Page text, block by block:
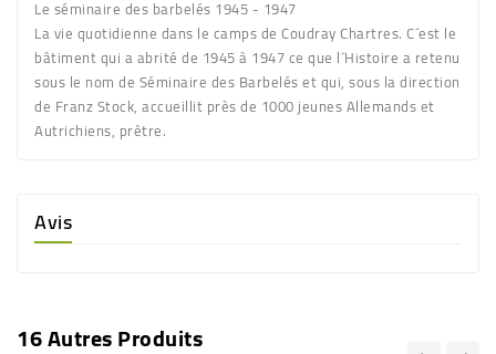
Le séminaire des barbelés 1945 - 1947
La vie quotidienne dans le camps de Coudray Chartres. C´est le
bâtiment qui a abrité de 1945 à 1947 ce que l´Histoire a retenu
sous le nom de Séminaire des Barbelés et qui, sous la direction
de Franz Stock, accueillit près de 1000 jeunes Allemands et
Autrichiens, prêtre.
Avis
16 Autres Produits